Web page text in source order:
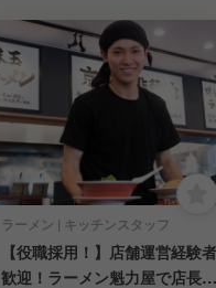
ラーメン | キッチンスタッフ
【役職採用！】店舗運営経験者
歓迎！ラーメン魁力屋で店長候